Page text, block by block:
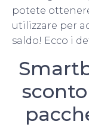
potete
utilizzare per
saldo! Ecco i
sconto